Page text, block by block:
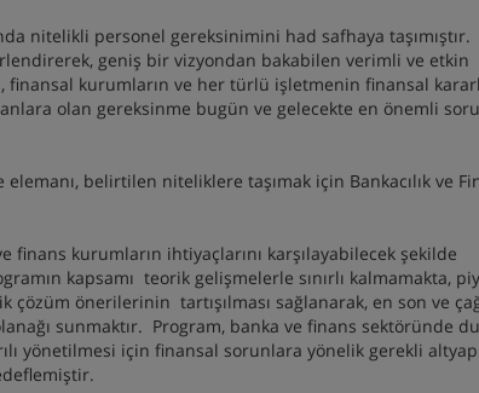
nitelikli personel gereksinimini had safhaya taşımıştır.
geniş bir vizyondan bakabilen verimli ve etkin
finansal kurumların ve her türlü işletmenin finansal
olan gereksinme bugün ve gelecekte en önemli
belirtilen niteliklere taşımak için Bankacılık ve
finans kurumların ihtiyaçlarını karşılayabilecek şekilde
kapsamı teorik gelişmelerle sınırlı kalmamakta,
önerilerinin tartışılması sağlanarak, en son ve
sunmaktır. Program, banka ve finans sektöründe
yönetilmesi için finansal sorunlara yönelik gerekli